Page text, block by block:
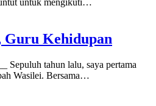
untuk mengikuti…
Guru Kehidupan
Sepuluh tahun lalu, saya pertama
Wasilei. Bersama…